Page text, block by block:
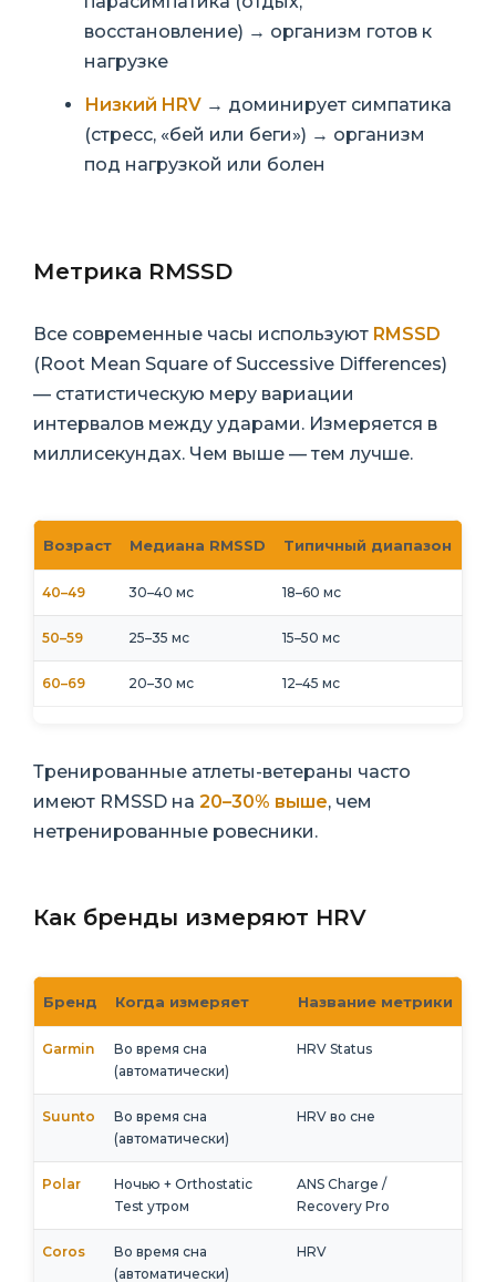
восстановление) → организм готов к
нагрузке
Низкий HRV → доминирует симпатика
(стресс, «бей или беги») → организм
под нагрузкой или болен
Метрика RMSSD
Все современные часы используют RMSSD
(Root Mean Square of Successive Differences)
— статистическую меру вариации
интервалов между ударами. Измеряется в
миллисекундах. Чем выше — тем лучше.
Возраст Медиана RMSSD Типичный диапазон
40–49 30–40 мс 18–60 мс
50–59 25–35 мс 15–50 мс
60–69 20–30 мс 12–45 мс
Тренированные атлеты-ветераны часто
имеют RMSSD на 20–30% выше, чем
нетренированные ровесники.
Как бренды измеряют HRV
Бренд Когда измеряет Название метрики
Garmin
Во время сна
(автоматически)
HRV Status
Suunto
Во время сна
(автоматически)
HRV во сне
Polar
Ночью + Orthostatic
Test утром
ANS Charge /
Recovery Pro
Coros
Во время сна
(автоматически)
HRV